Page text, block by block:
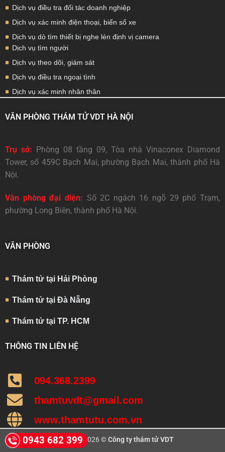
Dịch vụ điều tra đối tác doanh nghiệp
Dịch vụ xác minh điện thoại, biển số xe
Dịch vụ dò tìm thiết bị nghe lén định vị camera
Dịch vụ tìm người
Dịch vụ theo dõi, giám sát
Dịch vụ điều tra ngoại tình
Dịch vụ xác minh nhân thân
VĂN PHÒNG THÁM TỬ VDT HÀ NỘI
Trụ sở:
Phòng 08 tầng 09, Tòa nhà Vinaconex Diamond
Tower, số 459C Bạch Mai, phường Bạch Mai, thành phố Hà
Nội.
Văn phòng đại diện: Số 2C ngách 16 ngõ 29 phố Trạm,
phường Long Biên, thành phố Hà Nội.
VĂN PHÒNG
Thám tử tại Hải Phòng
Thám tử tại Đà Nẵng
Thám tử tại TP. HCM
THÔNG TIN LIÊN HỆ
094.368.2399
thamtuvdt@gmail.com
www.thamtutu.com.vn
Copyright 2026 ©Công ty thám tử VDT
0943 682 399